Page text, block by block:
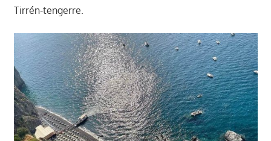
Tirrén-tengerre.